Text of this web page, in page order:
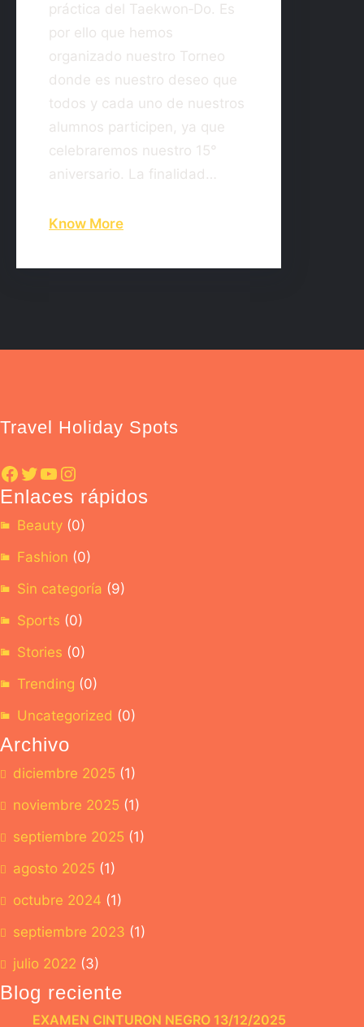
práctica del Taekwon‐Do. Es
por ello que hemos
organizado nuestro Torneo
donde es nuestro deseo que
todos y cada uno de nuestros
alumnos participen, ya que
celebraremos nuestro 15°
aniversario. La finalidad…
Know More
Travel Holiday Spots
Enlaces rápidos
Beauty (0)
Fashion (0)
Sin categoría (9)
Sports (0)
Stories (0)
Trending (0)
Uncategorized (0)
Archivo
diciembre 2025 (1)
noviembre 2025 (1)
septiembre 2025 (1)
agosto 2025 (1)
octubre 2024 (1)
septiembre 2023 (1)
julio 2022 (3)
Blog reciente
EXAMEN CINTURON NEGRO 13/12/2025